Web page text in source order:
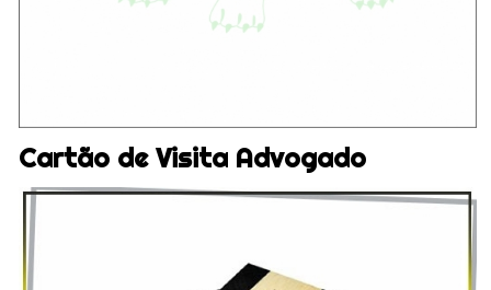
Cartão de Visita Advogado